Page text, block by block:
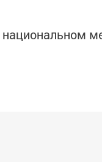
национальном